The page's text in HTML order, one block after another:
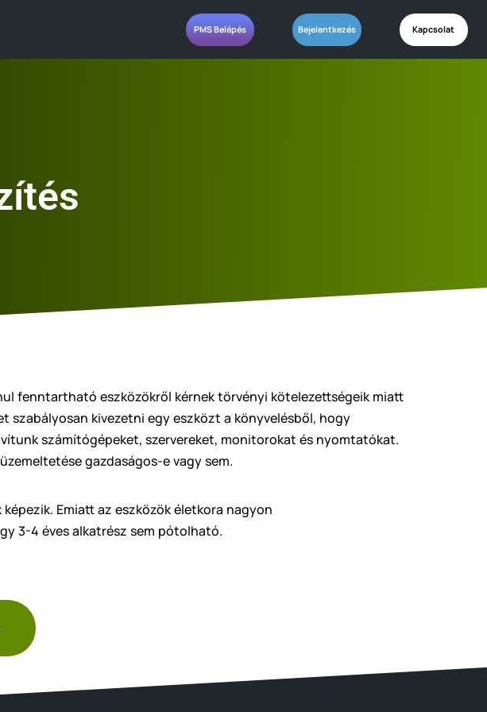
PMS Belépés Bejelentkezés Kapcsolat
fenntartható eszközökről kérnek törvényi kötelezettségeik miatt
szabályosan kivezetni egy eszközt a könyvelésből, hogy
számítógépeket, szervereket, monitorokat és nyomtatókat.
gazdaságos-e vagy sem.
Emiatt az eszközök életkora nagyon
3-4 éves alkatrész sem pótolható.